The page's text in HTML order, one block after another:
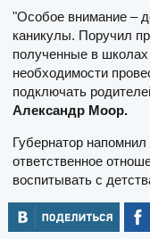
"Особое внимание –
каникулы. Поручил
полученные в школах
необходимости
подключать
Александр Моор.
Губернатор
ответственное
воспитывать с